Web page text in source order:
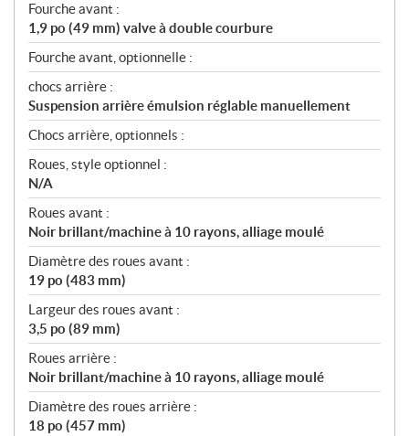
Fourche avant :
1,9 po (49 mm) valve à double courbure
Fourche avant, optionnelle :
chocs arrière :
Suspension arrière émulsion réglable manuellement
Chocs arrière, optionnels :
Roues, style optionnel :
N/A
Roues avant :
Noir brillant/machine à 10 rayons, alliage moulé
Diamètre des roues avant :
19 po (483 mm)
Largeur des roues avant :
3,5 po (89 mm)
Roues arrière :
Noir brillant/machine à 10 rayons, alliage moulé
Diamètre des roues arrière :
18 po (457 mm)